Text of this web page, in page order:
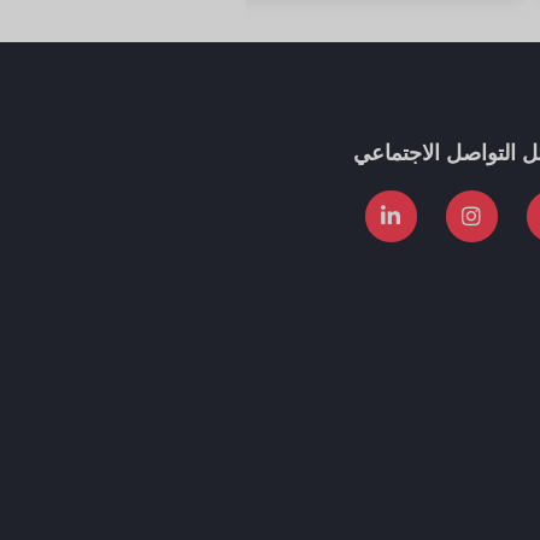
التواصل الاجتماعي